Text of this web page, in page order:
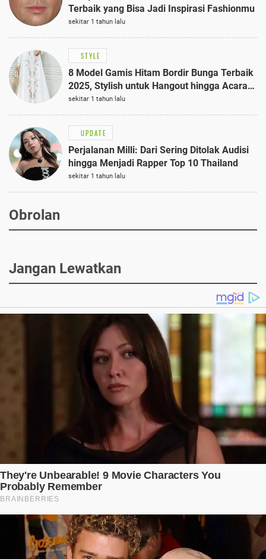
Terbaik yang Bisa Jadi Inspirasi Fashionmu
sekitar 1 tahun lalu
STYLE
8 Model Gamis Hitam Bordir Bunga Terbaik
2025, Stylish untuk Hangout hingga Acara
Semi-Formal
sekitar 1 tahun lalu
UPDATE
Perjalanan Milli: Dari Sering Ditolak Audisi
hingga Menjadi Rapper Top 10 Thailand
sekitar 1 tahun lalu
Obrolan
Jangan Lewatkan